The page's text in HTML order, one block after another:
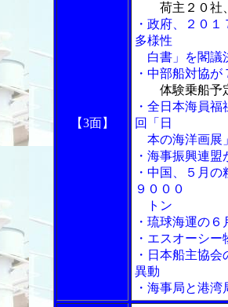
【3面】
荷主２０社
・政府、２０
多様性
白書」を閣議
・中部船対協
体験乗船予
・全日本海員
回「日
本の海洋画展
・海事振興連
・中国、５月
９０００
トン
・琉球海運の
・エスオーシ
・日本船主協
異動
・海事局と港